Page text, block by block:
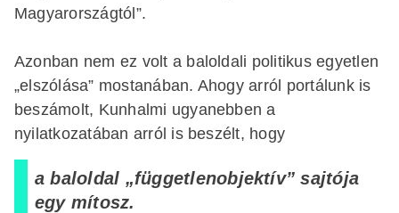
Magyarországtól”.
Azonban nem ez volt a baloldali politikus egyetlen
„elszólása” mostanában. Ahogy arról portálunk is
beszámolt, Kunhalmi ugyanebben a
nyilatkozatában arról is beszélt, hogy
a baloldal „függetlenobjektív” sajtója
egy mítosz.